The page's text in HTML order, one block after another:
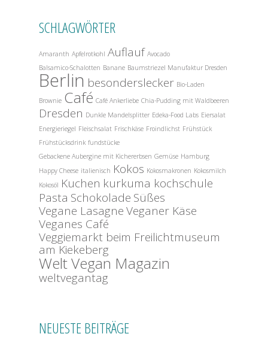
SCHLAGWÖRTER
Amaranth Apfelrotkohl Auflauf Avocado
Balsamico-Schalotten Banane Baumstriezel Manufaktur Dresden
Berlin besonderslecker Bio-Laden
Brownie Café Café Ankerliebe Chia-Pudding mit Waldbeeren
Dresden Dunkle Mandelsplitter Edeka-Food Labs Eiersalat
Energieriegel Fleischsalat Frischkäse Froindlichst Frühstück
Frühstücksdrink fundstücke
Gebackene Aubergine mit Kichererbsen Gemüse Hamburg
Happy Cheese italienisch Kokos Kokosmakronen Kokosmilch
Kokosöl Kuchen kurkuma kochschule
Pasta Schokolade Süßes
Vegane LasagneVeganer Käse
Veganes Café
Veggiemarkt beim Freilichtmuseum
am Kiekeberg
Welt Vegan Magazin
weltvegantag
NEUESTE BEITRÄGE